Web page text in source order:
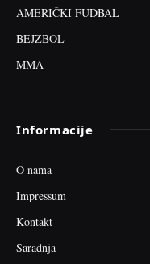
AMERIČKI FUDBAL
BEJZBOL
MMA
Informacije
O nama
Impressum
Kontakt
Saradnja